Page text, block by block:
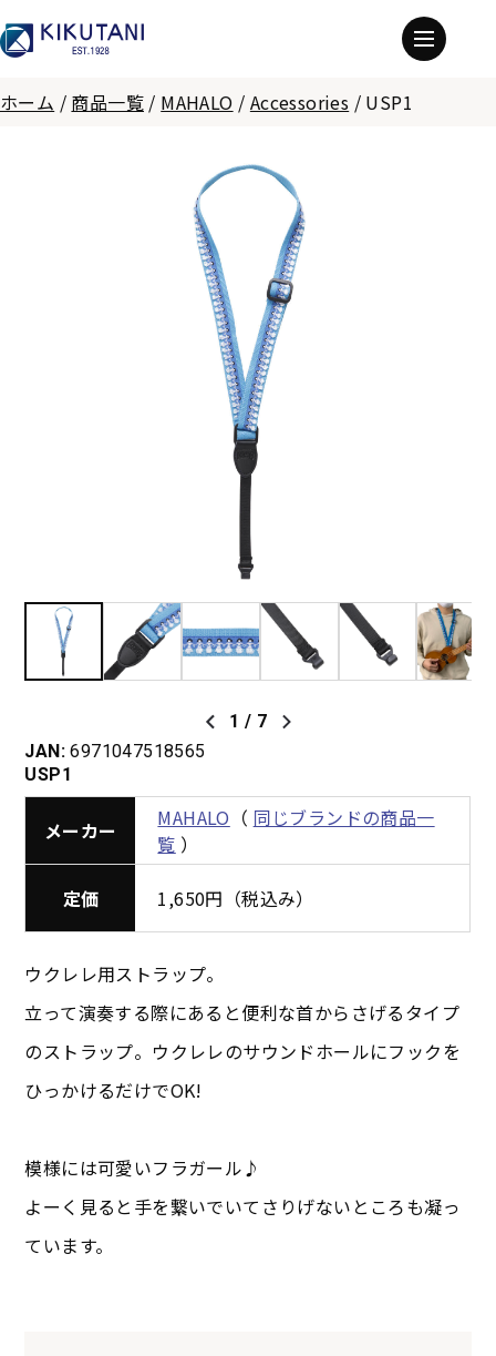
ホーム / 商品一覧 / MAHALO / Accessories / USP1
1 / 7
JAN: 6971047518565
USP1
メーカー MAHALO （ 同じブランドの商品一
覧 ）
定価 1,650円（税込み）
ウクレレ用ストラップ。
立って演奏する際にあると便利な首からさげるタイプ
のストラップ。ウクレレのサウンドホールにフックを
ひっかけるだけでOK!
模様には可愛いフラガール♪
よーく見ると手を繋いでいてさりげないところも凝っ
ています。